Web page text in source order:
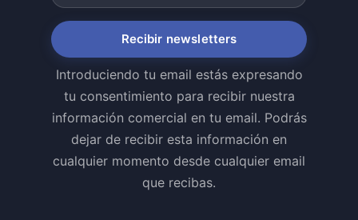
Recibir newsletters
Introduciendo tu email estás expresando
tu consentimiento para recibir nuestra
información comercial en tu email. Podrás
dejar de recibir esta información en
cualquier momento desde cualquier email
que recibas.